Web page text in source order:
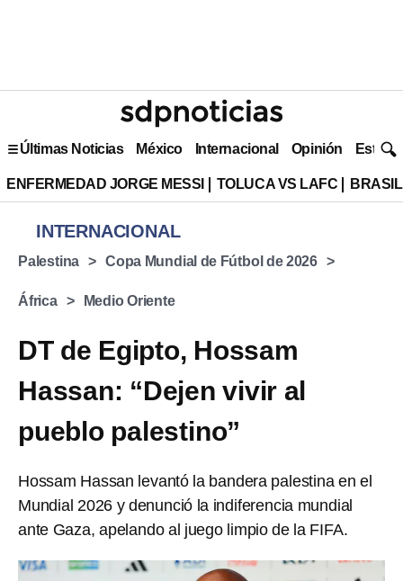
Últimas Noticias México Internacional Opinión Estilo
ENFERMEDAD JORGE MESSI TOLUCA VS LAFC
INTERNACIONAL
Palestina Copa Mundial de Fútbol de 2026
África Medio Oriente
DT de Egipto, Hossam
Hassan: “Dejen vivir al
pueblo palestino”
Hossam Hassan levantó la bandera palestina en el
Mundial 2026 y denunció la indiferencia mundial
ante Gaza, apelando al juego limpio de la FIFA.